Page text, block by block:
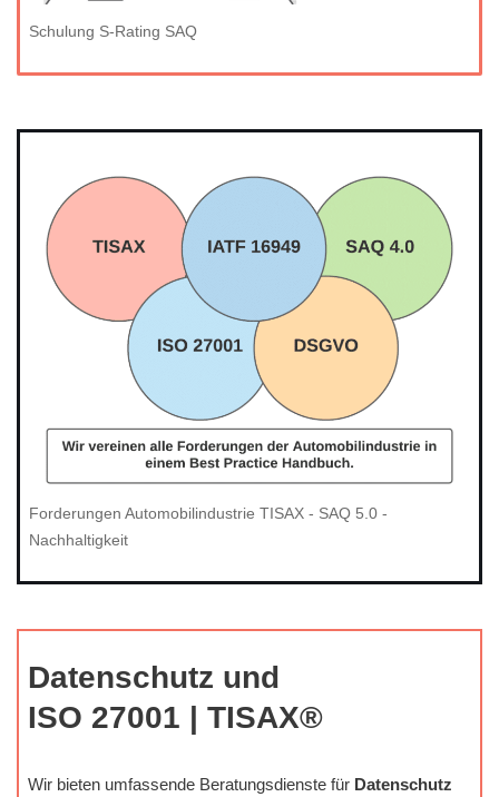
Schulung S-Rating SAQ
Forderungen Automobilindustrie TISAX - SAQ 5.0 -
Nachhaltigkeit
Datenschutz und
ISO 27001 | TISAX®
Wir bieten umfassende Beratungsdienste für Datenschutz